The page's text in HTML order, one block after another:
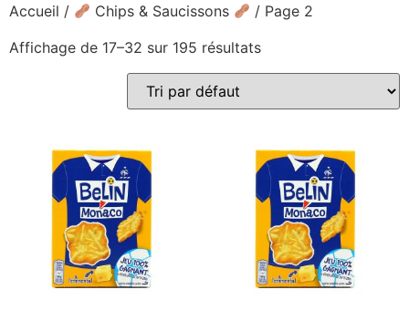
Accueil / Chips & Saucissons
/ Page 2
Affichage de 17–32 sur 195 résultats